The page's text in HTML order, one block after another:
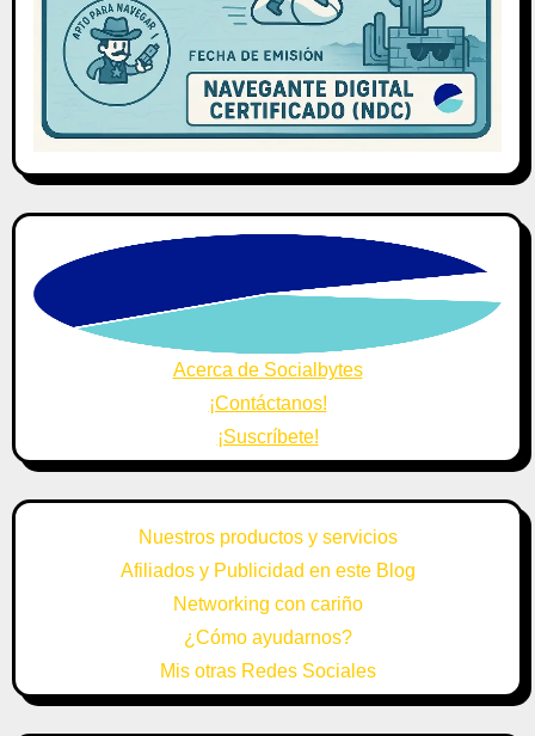
Acerca de Socialbytes
¡Contáctanos!
¡Suscríbete!
Nuestros productos y servicios
Afiliados y Publicidad en este Blog
Networking con cariño
¿Cómo ayudarnos?
Mis otras Redes Sociales